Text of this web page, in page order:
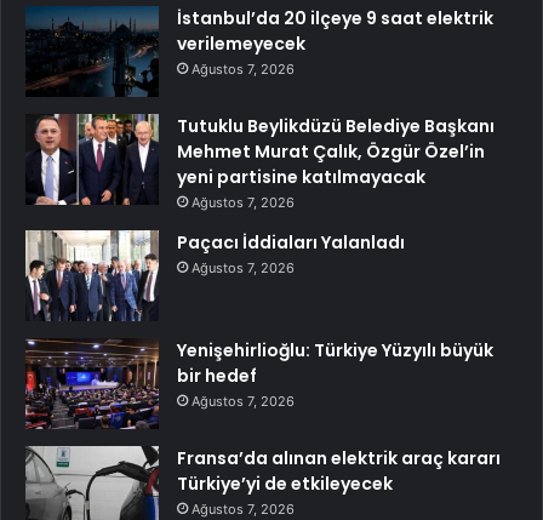
İstanbul’da 20 ilçeye 9 saat elektrik
verilemeyecek
Ağustos 7, 2026
Tutuklu Beylikdüzü Belediye Başkanı
Mehmet Murat Çalık, Özgür Özel’in
yeni partisine katılmayacak
Ağustos 7, 2026
Paçacı İddiaları Yalanladı
Ağustos 7, 2026
Yenişehirlioğlu: Türkiye Yüzyılı büyük
bir hedef
Ağustos 7, 2026
Fransa’da alınan elektrik araç kararı
Türkiye’yi de etkileyecek
Ağustos 7, 2026